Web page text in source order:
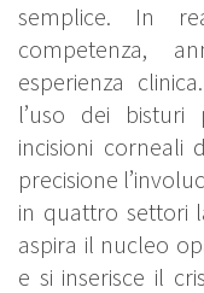
semplice. In
competenza,
esperienza
l’uso dei
incisioni corneali
precisione
in quattro settori
aspira il nucleo
e si inserisce il